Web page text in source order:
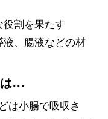
割を果たす
、腸液などの材
...
は小腸で吸収さ